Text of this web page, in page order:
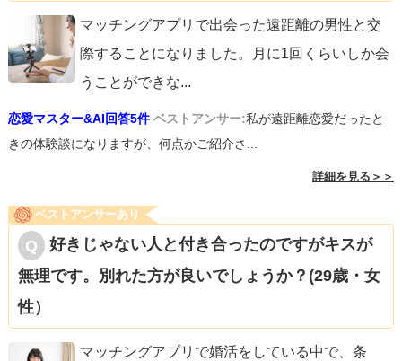
マッチングアプリで出会った遠距離の男性と交
際することになりました。月に1回くらいしか会
うことができな...
恋愛マスター&AI回答5件 ベストアンサー:私が遠距離恋愛だったと
きの体験談になりますが、何点かご紹介さ...
詳細を見る＞＞
ベストアンサーあり
好きじゃない人と付き合ったのですがキスが
無理です。別れた方が良いでしょうか？(29歳・女
性）
マッチングアプリで婚活をしている中で、条